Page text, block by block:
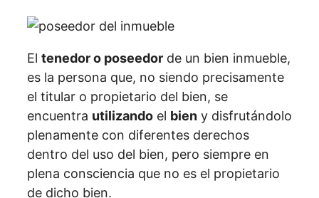
El tenedor o poseedor de un bien inmueble,
es la persona que, no siendo precisamente
el titular o propietario del bien, se
encuentra utilizando el bien y disfrutándolo
plenamente con diferentes derechos
dentro del uso del bien, pero siempre en
plena consciencia que no es el propietario
de dicho bien.